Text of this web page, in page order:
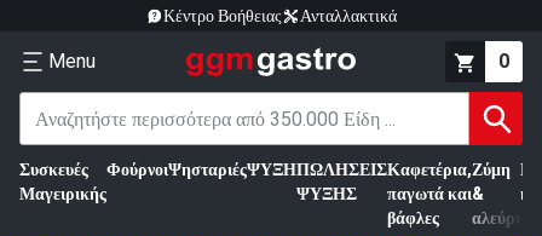
Κέντρο Βοήθειας Ανταλλακτικά
Menu 0
Συσκευές
Μαγειρικής
ΦούρνοιΨησταριέςΨΥΞΗΠΩΛΗΣΕΙΣ
ΨΥΞΗΣ
Καφετέρια,
παγωτά και
βάφλες
Ζύμη
&
αλεύρι